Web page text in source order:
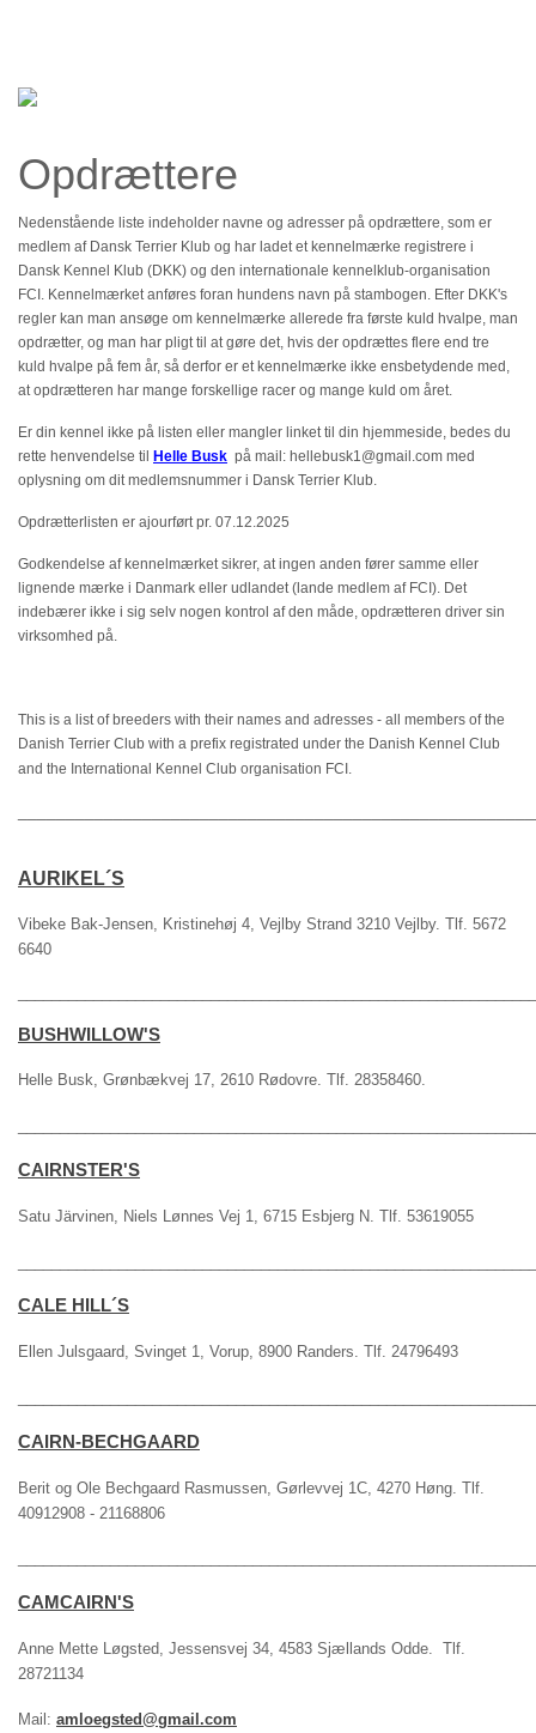
Hjem
Sundhed
Udstillinger
Årbog
Cairngruppen
Kontakt
Opdrættere
Nedenstående liste indeholder navne og adresser på opdrættere, som er
medlem af Dansk Terrier Klub og har ladet et kennelmærke registrere i
Dansk Kennel Klub (DKK) og den internationale kennelklub-organisation
FCI. Kennelmærket anføres foran hundens navn på stambogen. Efter DKK's
regler kan man ansøge om kennelmærke allerede fra første kuld hvalpe, man
opdrætter, og man har pligt til at gøre det, hvis der opdrættes flere end tre
kuld hvalpe på fem år, så derfor er et kennelmærke ikke ensbetydende med,
at opdrætteren har mange forskellige racer og mange kuld om året.
Er din kennel ikke på listen eller mangler linket til din hjemmeside, bedes du
rette henvendelse til Helle Busk på mail: hellebusk1@gmail.com med
oplysning om dit medlemsnummer i Dansk Terrier Klub.
Opdrætterlisten er ajourført pr. 07.12.2025
Godkendelse af kennelmærket sikrer, at ingen anden fører samme eller
lignende mærke i Danmark eller udlandet (lande medlem af FCI). Det
indebærer ikke i sig selv nogen kontrol af den måde, opdrætteren driver sin
virksomhed på.
This is a list of breeders with their names and adresses - all members of the
Danish Terrier Club with a prefix registrated under the Danish Kennel Club
and the International Kennel Club organisation FCI.
AURIKEL´S
Vibeke Bak-Jensen, Kristinehøj 4, Vejlby Strand 3210 Vejlby. Tlf. 5672
6640
BUSHWILLOW'S
Helle Busk, Grønbækvej 17, 2610 Rødovre. Tlf. 28358460.
CAIRNSTER'S
Satu Järvinen, Niels Lønnes Vej 1, 6715 Esbjerg N. Tlf. 53619055
CALE HILL´S
Ellen Julsgaard, Svinget 1, Vorup, 8900 Randers. Tlf. 24796493
CAIRN-BECHGAARD
Berit og Ole Bechgaard Rasmussen, Gørlevvej 1C, 4270 Høng. Tlf.
40912908 - 21168806
CAMCAIRN'S
Anne Mette Løgsted, Jessensvej 34, 4583 Sjællands Odde. Tlf.
28721134
Mail: amloegsted@gmail.com